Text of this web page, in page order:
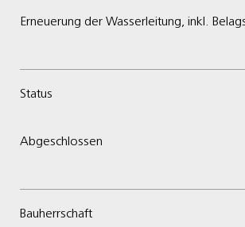
Erneuerung der Wasserleitung, inkl.
Status
Abgeschlossen
Bauherrschaft